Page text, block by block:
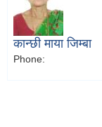
कान्छी माया जिम्बा
Phone: